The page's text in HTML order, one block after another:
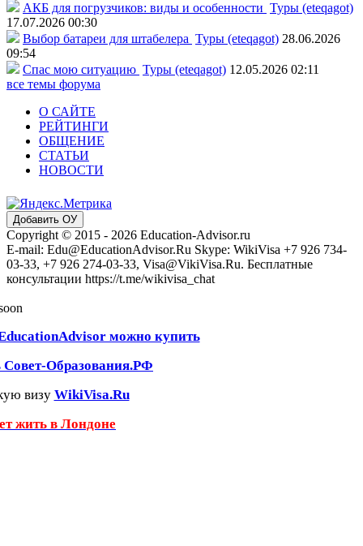
АКБ для погрузчиков: виды и особенности Туры (eteqagot)
17.07.2026 00:30
Выбор батареи для штабелера Туры (eteqagot) 28.06.2026
09:54
Спас мою ситуацию Туры (eteqagot) 12.05.2026 02:11
все темы форума
О САЙТЕ
РЕЙТИНГИ
ОБЩЕНИЕ
СТАТЬИ
НОВОСТИ
Добавить ОУ
Copyright © 2015 - 2026 Education-Advisor.ru
E-mail: Edu@EducationAdvisor.Ru Skype: WikiVisa +7 926 734-
03-33, +7 926 274-03-33, Visa@VikiVisa.Ru. Бесплатные
консультации https://t.me/wikivisa_chat
можно купить
Совет-Образования.РФ
визу WikiVisa.Ru
жить в Лондоне